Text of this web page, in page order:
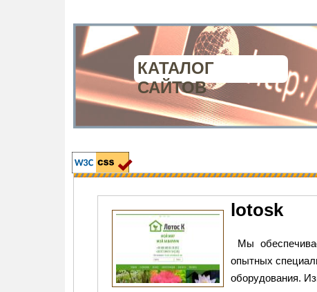
КАТАЛОГ
САЙТОВ
lotosk
Мы
опытных
оборудования.